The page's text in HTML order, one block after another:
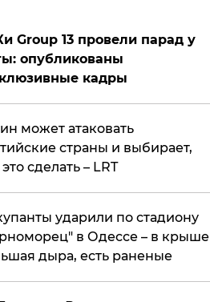
Group 13 провели парад у
опубликованы
кадры
может атаковать
страны и выбирает,
сделать – LRT
ударили по стадиону
в Одессе – в крыше
дыра, есть раненые